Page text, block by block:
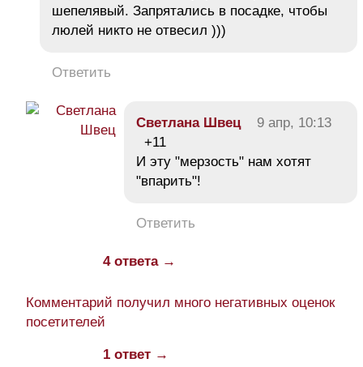
шепелявый. Запрятались в посадке, чтобы
люлей никто не отвесил )))
Ответить
Светлана Швец
9 апр, 10:13
+11
И эту "мерзость" нам хотят
"впарить"!
Ответить
4 ответа →
Комментарий получил много негативных оценок
посетителей
1 ответ →